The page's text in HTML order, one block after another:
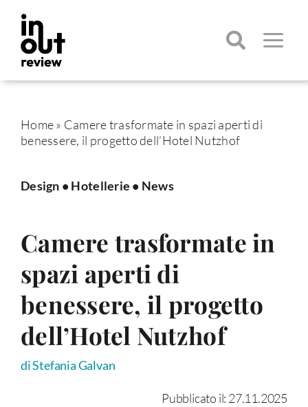
contenuto
Toggle
per:
Home» Camere trasformate in spazi aperti di
benessere, il progetto dell’Hotel Nutzhof
Design • Hotellerie • News
Camere trasformate in
spazi aperti di
benessere, il progetto
dell’Hotel Nutzhof
di Stefania Galvan
Pubblicato il: 27.11.2025